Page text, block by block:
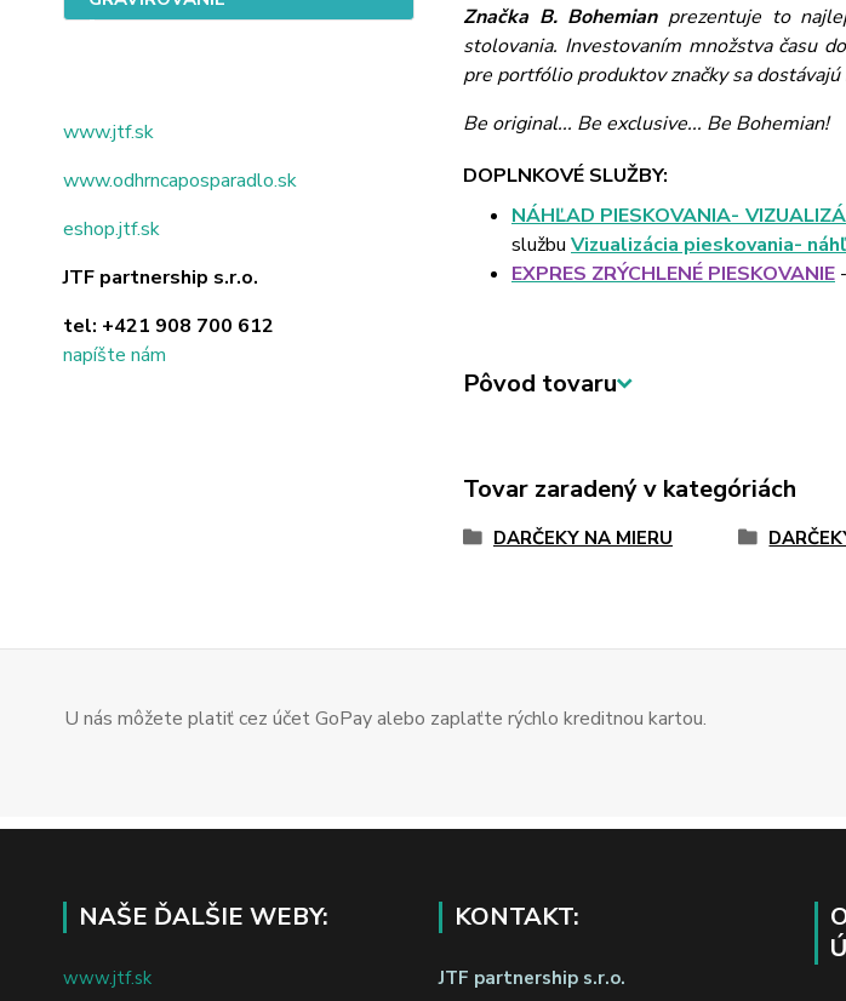
www.jtf.sk
www.odhrncaposparadlo.sk
eshop.jtf.sk
JTF partnership s.r.o.
tel: +421 908 700 612
napíšte nám
Značka B. Bohemianprezentuje to
stolovania. Investovaním množstva času
pre portfólio produktov značky sa
Be original... Be exclusive... Be Bohemian!
DOPLNKOVÉ SLUŽBY:
NÁHĽAD PIESKOVANIA-
službu Vizualizácia pieskovania-
EXPRES ZRÝCHLENÉ PIESKOVANIE-
Pôvod tovaru
Tovar zaradený v kategóriách
DARČEKY NA MIERU
U nás môžete platiť cez účet GoPay alebo zaplaťte rýchlo kreditnou kartou.
NAŠE ĎALŠIE WEBY:
www.jtf.sk
KONTAKT:
JTF partnership s.r.o.